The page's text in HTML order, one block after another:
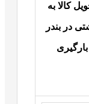
کالا به
در بندر
بارگیری